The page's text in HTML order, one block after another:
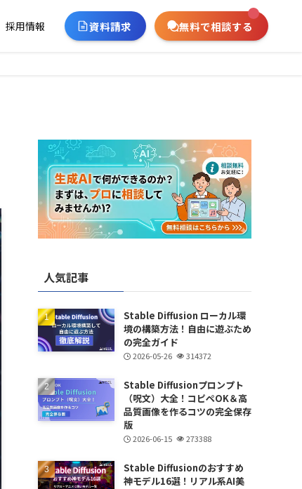
採用情報 資料請求 無料で相談する
人気記事
Stable Diffusion ローカル環
境の構築方法！自由に遊ぶため
の完全ガイド
2026-05-26 314372
Stable Diffusionプロンプト
（呪文）大全！コピペOK＆高
品質画像を作るコツの完全保存
版
2026-06-15 273388
Stable Diffusionのおすすめ
神モデル16選！リアル系AI美